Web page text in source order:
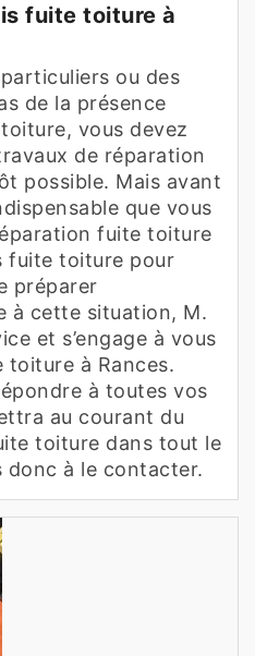
fuite toiture à
ou des
de la présence
vous devez
de réparation
possible. Mais avant
que vous
fuite toiture
fuite toiture pour
préparer
à cette situation, M.
et s’engage à vous
à Rances.
à toutes vos
au courant du
toiture dans tout le
donc à le contacter.